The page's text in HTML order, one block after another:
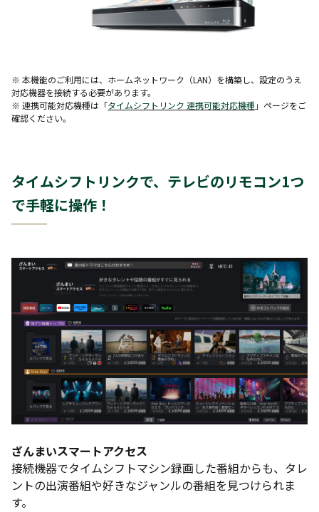
※ 本機能のご利用には、ホームネットワーク（LAN）を構築し、設定のうえ
対応機器を接続する必要があります。
※ 連携可能対応機種は「タイムシフトリンク 連携可能対応機種 」ページをご
確認ください。
タイムシフトリンクで、テレビのリモコン1つ
で手軽に操作！
ざんまいスマートアクセス
接続機器でタイムシフトマシン録画した番組からも、タレ
ントの出演番組や好きなジャンルの番組を見つけられま
す。